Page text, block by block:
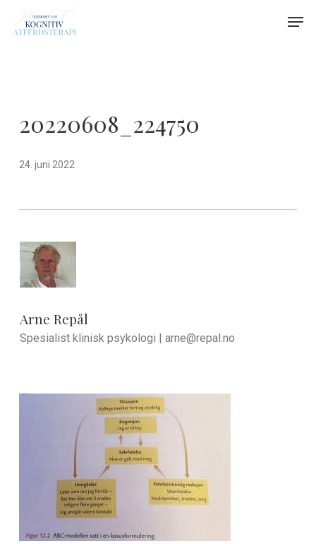
20220608_224750
24. juni 2022
Arne Repål
Spesialist klinisk psykologi | arne@repal.no